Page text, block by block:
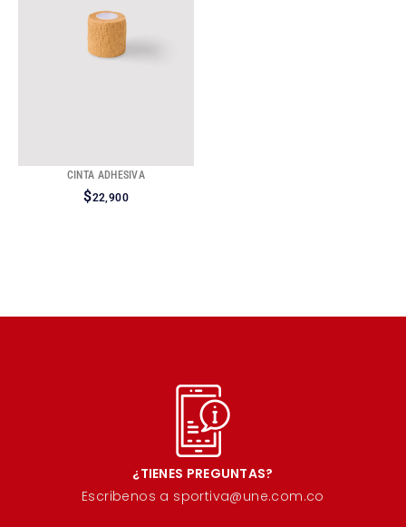
CINTA ADHESIVA
$22,900
¿TIENES PREGUNTAS?
Escribenos a sportiva@une.com.co